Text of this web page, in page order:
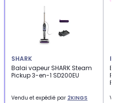
SHARK
Balai vapeur SHARK Steam
Pickup 3-en-1 SD200EU
Vendu et expédié par 2KINGS